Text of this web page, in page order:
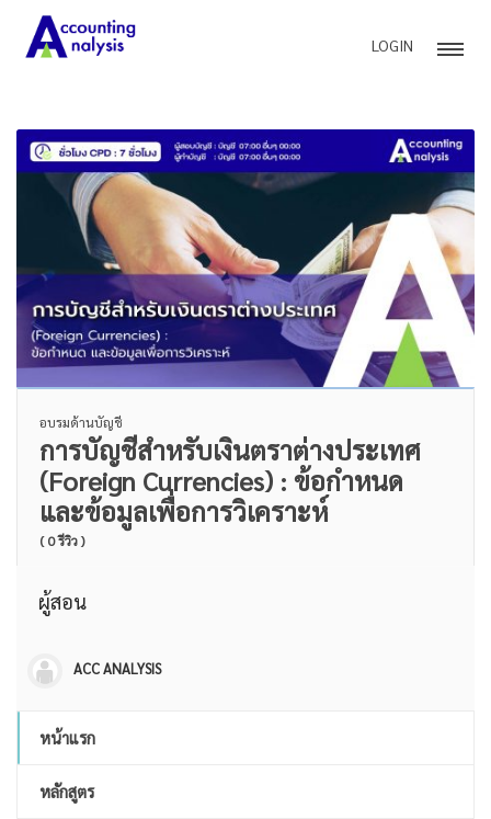
LOGIN
อบรมด้านบัญชี
การบัญชีสำหรับเงินตราต่างประเทศ
(Foreign Currencies) : ข้อกำหนด
และข้อมูลเพื่อการวิเคราะห์
( 0 รีวิว )
ผู้สอน
ACC ANALYSIS
หน้าแรก
หลักสูตร